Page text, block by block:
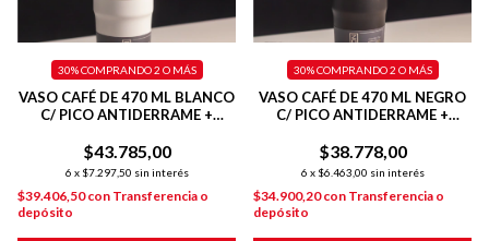
VASO CAFÉ DE 470 ML BLANCO
C/ PICO ANTIDERRAME +
HERMÉTICA
$43.785,00
6 x $7.297,50 sin interés
30%COMPRANDO 2 O MÁS
$39.406,50con Transferencia o
depósito
VASO CAFÉ DE 470 ML NEGRO
C/ PICO ANTIDERRAME +
HERMÉTICA
$38.778,00
6 x $6.463,00 sin interés
30%COMPRANDO 2 O MÁS
$34.900,20con Transferencia o
depósito